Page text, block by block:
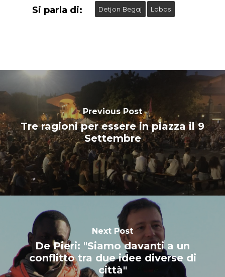
Si parla di: Detjon Begaj Labas
Previous Post
Tre ragioni per essere in piazza il 9
Settembre
Next Post
De Pieri: "Siamo davanti a un
conflitto tra due idee diverse di
città"